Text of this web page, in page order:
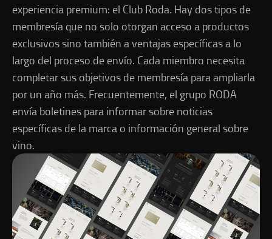
experiencia premium: el Club Roda. Hay dos tipos de
membresía que no solo otorgan acceso a productos
exclusivos sino también a ventajas específicas a lo
largo del proceso de envío. Cada miembro necesita
completar sus objetivos de membresía para ampliarla
por un año más. Frecuentemente, el grupo RODA
envía boletines para informar sobre noticias
específicas de la marca o información general sobre
vino.